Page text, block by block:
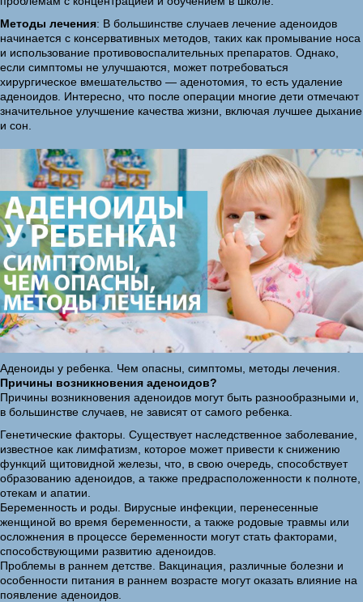
Методы лечения: В большинстве случаев лечение аденоидов
начинается с консервативных методов, таких как промывание носа
и использование противовоспалительных препаратов. Однако,
если симптомы не улучшаются, может потребоваться
хирургическое вмешательство — аденотомия, то есть удаление
аденоидов. Интересно, что после операции многие дети отмечают
значительное улучшение качества жизни, включая лучшее дыхание
и сон.
Аденоиды у ребенка. Чем опасны, симптомы, методы лечения.
Причины возникновения аденоидов?
Причины возникновения аденоидов могут быть разнообразными и,
в большинстве случаев, не зависят от самого ребенка.
Генетические факторы. Существует наследственное заболевание,
известное как лимфатизм, которое может привести к снижению
функций щитовидной железы, что, в свою очередь, способствует
образованию аденоидов, а также предрасположенности к полноте,
отекам и апатии.
Беременность и роды. Вирусные инфекции, перенесенные
женщиной во время беременности, а также родовые травмы или
осложнения в процессе беременности могут стать факторами,
способствующими развитию аденоидов.
Проблемы в раннем детстве. Вакцинация, различные болезни и
особенности питания в раннем возрасте могут оказать влияние на
появление аденоидов.